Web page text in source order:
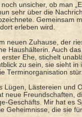
unsicher, ob man
sehr über die
Gemeinsam
erleben wird.
neuen Zuhause, der
Haushälterin. Auch
Ehe, stichelt
zu sein, sie sieht in
Terminorganisation
Lästereien und
neue Freundschaften,
Geschäfts. Mir hat es
die sie